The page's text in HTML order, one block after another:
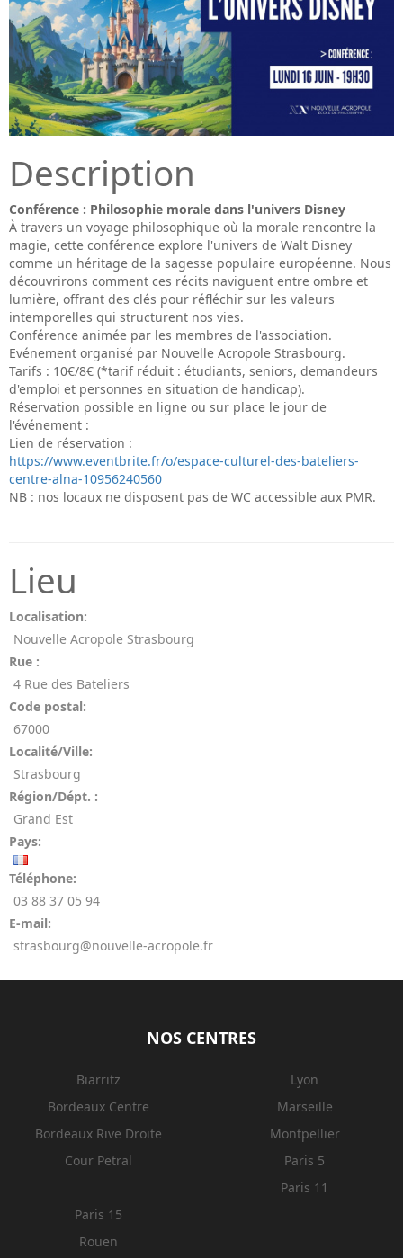
Description
Conférence : Philosophie morale dans l'univers Disney
À travers un voyage philosophique où la morale rencontre la
magie, cette conférence explore l'univers de Walt Disney
comme un héritage de la sagesse populaire européenne. Nous
découvrirons comment ces récits naviguent entre ombre et
lumière, offrant des clés pour réfléchir sur les valeurs
intemporelles qui structurent nos vies.
Conférence animée par les membres de l'association.
Evénement organisé par Nouvelle Acropole Strasbourg.
Tarifs : 10€/8€ (*tarif réduit : étudiants, seniors, demandeurs
d'emploi et personnes en situation de handicap).
Réservation possible en ligne ou sur place le jour de
l'événement :
Lien de réservation :
https://www.eventbrite.fr/o/espace-culturel-des-bateliers-
centre-alna-10956240560
NB : nos locaux ne disposent pas de WC accessible aux PMR.
Lieu
Localisation:
Nouvelle Acropole Strasbourg
Rue :
4 Rue des Bateliers
Code postal:
67000
Localité/Ville:
Strasbourg
Région/Dépt. :
Grand Est
Pays:
Téléphone:
03 88 37 05 94
E-mail:
strasbourg@nouvelle-acropole.fr
NOS CENTRES
Biarritz
Bordeaux Centre
Bordeaux Rive Droite
Cour Petral
Lyon
Marseille
Montpellier
Paris 5
Paris 11
Paris 15
Rouen